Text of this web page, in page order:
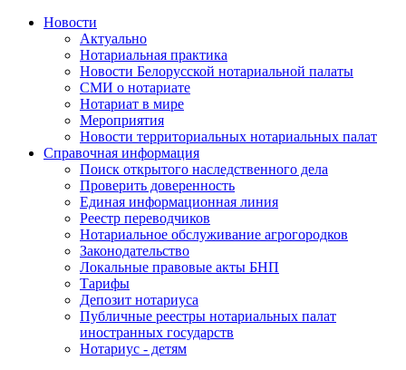
Новости
Актуально
Нотариальная практика
Новости Белорусской нотариальной палаты
СМИ о нотариате
Нотариат в мире
Мероприятия
Новости территориальных нотариальных палат
Справочная информация
Поиск открытого наследственного дела
Проверить доверенность
Единая информационная линия
Реестр переводчиков
Нотариальное обслуживание агрогородков
Законодательство
Локальные правовые акты БНП
Тарифы
Депозит нотариуса
Публичные реестры нотариальных палат
иностранных государств
Нотариус - детям